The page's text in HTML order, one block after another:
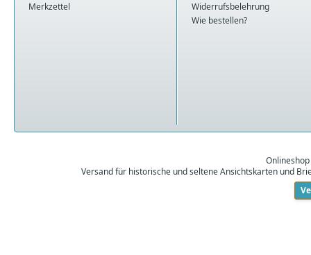
Merkzettel
Widerrufsbelehrung
Wie bestellen?
Versand für historische und seltene Ansichtskarten und